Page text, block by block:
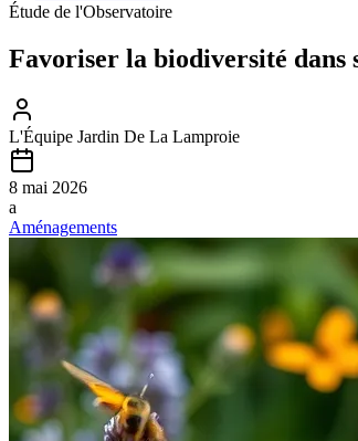
Étude de l'Observatoire
Favoriser la biodiversité dans
L'Équipe Jardin De La Lamproie
8 mai 2026
a
Aménagements